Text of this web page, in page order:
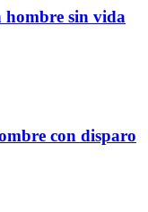
sin vida
con disparo